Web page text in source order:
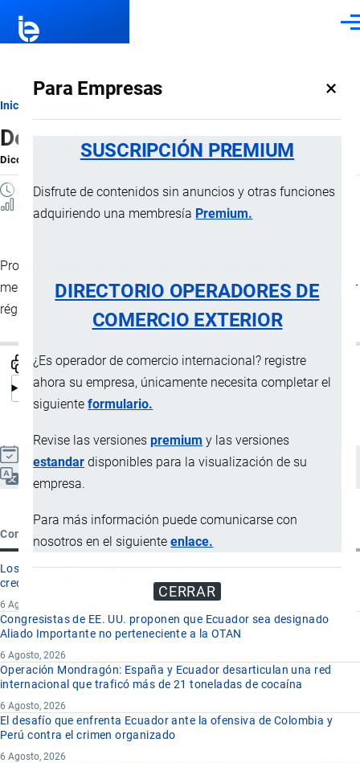
Para Empresas ×
SUSCRIPCIÓN PREMIUM
Disfrute de contenidos sin anuncios y otras funciones
adquiriendo una membresía Premium.
DIRECTORIO OPERADORES DE
COMERCIO EXTERIOR
¿Es operador de comercio internacional? registre
ahora su empresa, únicamente necesita completar el
siguienteformulario.
Revise las versionespremium y las versiones
estandar disponibles para la visualización de su
empresa.
Para más información puede comunicarse con
nosotros en el siguienteenlace.
CERRAR
Ruta
de
navegación
Inicio
Despacho aduanero
Diccionario porImportaciones …, 8 Septiembre, 2024
1 MINUTO
Procedimiento administrativo al que se someten las
mercancías sujetas alcontrol aduanero, declaradas a cualquier
régimen u otro destino aduanero.
Actualizado el 9 Septiembre, 2024
Contenido reciente
Los 8 proyectos mineros más importantes que impulsan el
crecimiento de la minería en Ecuador
6 Agosto, 2026
Congresistas de EE. UU. proponen que Ecuador sea designado
Aliado Importante no perteneciente a la OTAN
6 Agosto, 2026
Operación Mondragón: España y Ecuador desarticulan una red
internacional que traficó más de 21 toneladas de cocaína
6 Agosto, 2026
El desafío que enfrenta Ecuador ante la ofensiva de Colombia y
Perú contra el crimen organizado
6 Agosto, 2026